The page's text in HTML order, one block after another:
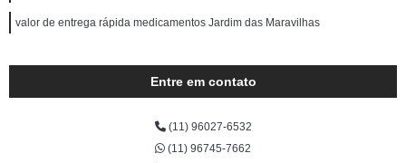
valor de entrega rápida medicamentos Jardim das Maravilhas
Entre em contato
(11) 96027-6532
(11) 96745-7662